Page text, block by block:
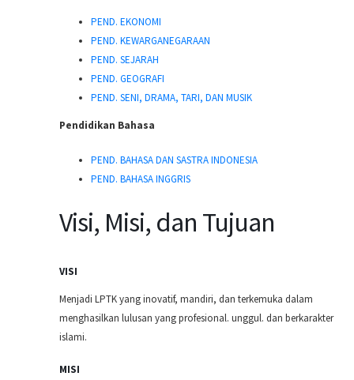
PEND. EKONOMI
PEND. KEWARGANEGARAAN
PEND. SEJARAH
PEND. GEOGRAFI
PEND. SENI, DRAMA, TARI, DAN MUSIK
Pendidikan Bahasa
PEND. BAHASA DAN SASTRA INDONESIA
PEND. BAHASA INGGRIS
Visi, Misi, dan Tujuan
VISI
Menjadi LPTK yang inovatif, mandiri, dan terkemuka dalam
menghasilkan lulusan yang profesional. unggul. dan berkarakter
islami.
MISI